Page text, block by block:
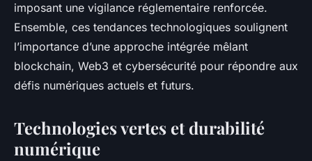
imposant une vigilance réglementaire renforcée.
Ensemble, ces tendances technologiques soulignent
l’importance d’une approche intégrée mêlant
blockchain, Web3 et cybersécurité pour répondre aux
défis numériques actuels et futurs.
Technologies vertes et durabilité
numérique